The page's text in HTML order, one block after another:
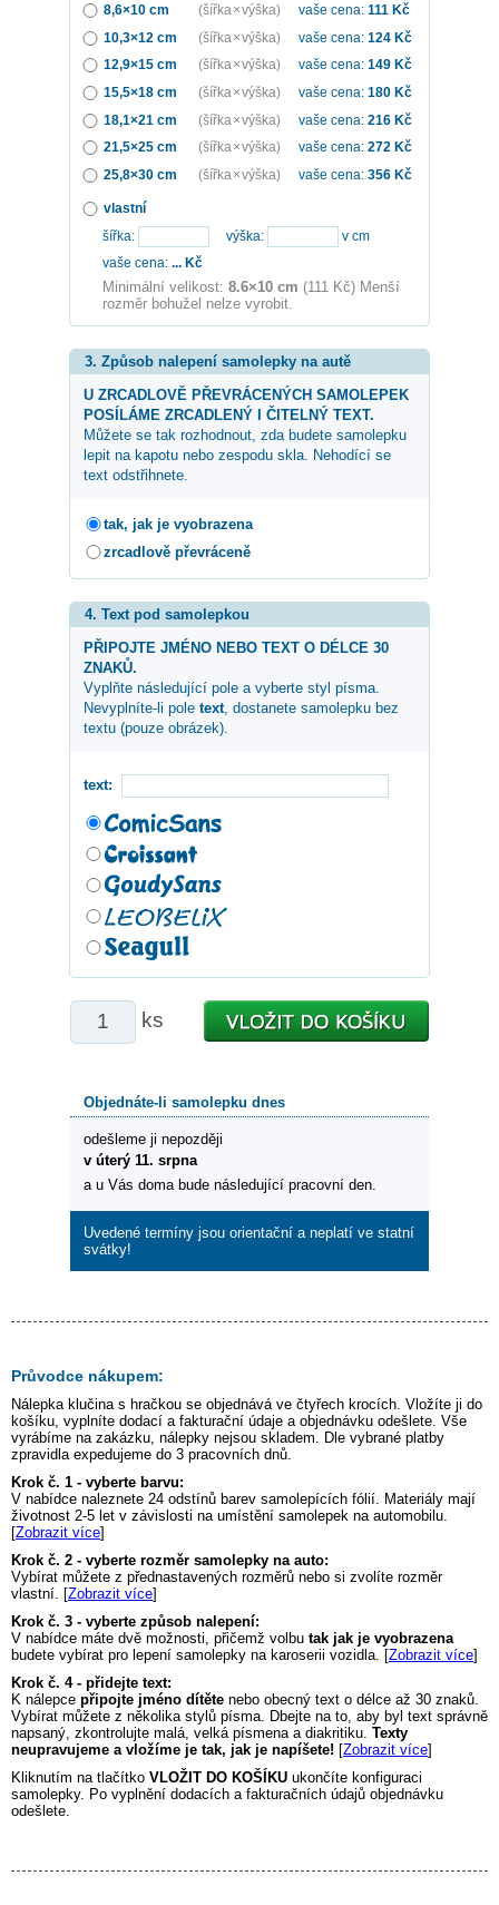
8,6×10 cm (šířka × výška) vaše cena: 111 Kč
10,3×12 cm
(šířka × výška) vaše cena: 124 Kč
12,9×15 cm
(šířka × výška) vaše cena: 149 Kč
15,5×18 cm
(šířka × výška) vaše cena: 180 Kč
18,1×21 cm
(šířka × výška) vaše cena: 216 Kč
21,5×25 cm
(šířka × výška) vaše cena: 272 Kč
25,8×30 cm
(šířka × výška) vaše cena: 356 Kč
vlastní
šířka:
výška:
v cm
vaše cena: ... Kč
Minimální velikost: 8.6×10 cm (111 Kč) Menší
rozměr bohužel nelze vyrobit.
3. Způsob nalepení samolepky na autě
U ZRCADLOVĚ PŘEVRÁCENÝCH SAMOLEPEK
POSÍLÁME ZRCADLENÝ I ČITELNÝ TEXT.
Můžete se tak rozhodnout, zda budete samolepku
lepit na kapotu nebo zespodu skla. Nehodící se
text odstřihnete.
tak, jak je vyobrazena
zrcadlově převráceně
4. Text pod samolepkou
PŘIPOJTE JMÉNO NEBO TEXT O DÉLCE 30
ZNAKŮ.
Vyplňte následující pole a vyberte styl písma.
Nevyplníte-li pole text, dostanete samolepku bez
textu (pouze obrázek).
text:
ks
Objednáte-li samolepku dnes
odešleme ji nepozději
v úterý 11. srpna
a u Vás doma bude následující pracovní den.
Uvedené termíny jsou orientační a neplatí ve statní
svátky!
Průvodce nákupem:
Nálepka klučina s hračkou se objednává ve čtyřech krocích. Vložíte ji do
košíku, vyplníte dodací a fakturační údaje a objednávku odešlete. Vše
vyrábíme na zakázku, nálepky nejsou skladem. Dle vybrané platby
zpravidla expedujeme do 3 pracovních dnů.
Krok č. 1 - vyberte barvu:
V nabídce naleznete 24 odstínů barev samolepících fólií. Materiály mají
životnost 2-5 let v závislosti na umístění samolepek na automobilu.
[Zobrazit více]
Krok č. 2 - vyberte rozměr samolepky na auto:
Vybírat můžete z přednastavených rozměrů nebo si zvolíte rozměr
vlastní. [Zobrazit více]
Krok č. 3 - vyberte způsob nalepení:
V nabídce máte dvě možnosti, přičemž volbu tak jak je vyobrazena
budete vybírat pro lepení samolepky na karoserii vozidla. [Zobrazit více]
Krok č. 4 - přidejte text:
K nálepce připojte jméno dítěte nebo obecný text o délce až 30 znaků.
Vybírat můžete z několika stylů písma. Dbejte na to, aby byl text správně
napsaný, zkontrolujte malá, velká písmena a diakritiku. Texty
neupravujeme a vložíme je tak, jak je napíšete! [Zobrazit více]
Kliknutím na tlačítko VLOŽIT DO KOŠÍKU ukončíte konfiguraci
samolepky. Po vyplnění dodacích a fakturačních údajů objednávku
odešlete.